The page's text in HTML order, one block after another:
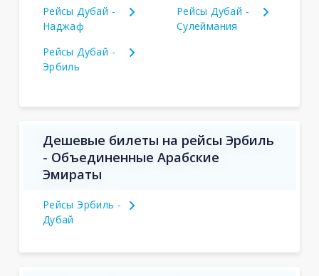
Рейсы Дубай -
Наджаф
Рейсы Дубай -
Сулеймания
Рейсы Дубай -
Эрбиль
Дешевые билеты на рейсы Эрбиль
- Объединенные Арабские
Эмираты
Рейсы Эрбиль -
Дубай